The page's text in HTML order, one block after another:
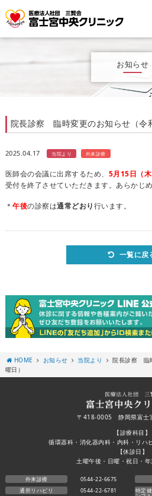
お知らせ
院長診察 臨時変更のお知らせ（令
2025.04.17 当院より 外来診療
医師会の会議に出席するため、 5月15日（
受付を終了させていただきます。あらかじ
＊午後の診察は通常どおり行います。
一覧に戻
HOME お知らせ 当院より
院長診察 臨
曜日）
〒418-0005 静岡県富士
【診療科目】
循環器科・消化器内科・内科・リハ
【休診日】
土曜午後・日曜・祝日・
外来診療 0544-22-6675
通所リハビリ
0544-22-6781 特定